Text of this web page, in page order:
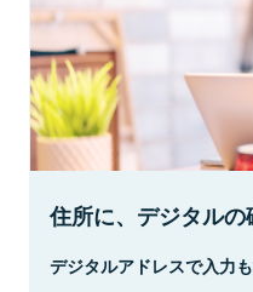
住所に、デジタルの
デジタルアドレスで入力